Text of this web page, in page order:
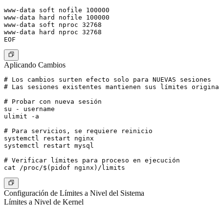
www-data soft nofile 100000
www-data hard nofile 100000
www-data soft nproc 32768
www-data hard nproc 32768
Aplicando Cambios
# Los cambios surten efecto solo para NUEVAS sesiones
# Las sesiones existentes mantienen sus límites
# Probar con nueva sesión
su - username
ulimit -a
# Para servicios, se requiere reinicio
systemctl restart nginx
systemctl restart mysql
# Verificar límites para proceso en ejecución
Configuración de Límites a Nivel del Sistema
Límites a Nivel de Kernel